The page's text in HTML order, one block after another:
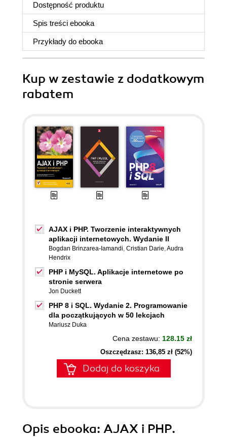
Dostępność produktu
Spis treści ebooka
Przykłady do ebooka
Kup w zestawie z dodatkowym
rabatem
AJAX i PHP. Tworzenie interaktywnych
aplikacji internetowych. Wydanie II
Bogdan Brinzarea-Iamandi, Cristian Darie,Audra
Hendrix
PHP i MySQL. Aplikacje internetowe po
stronie serwera
Jon Duckett
PHP 8 i SQL. Wydanie 2. Programowanie
dla początkujących w 50 lekcjach
Mariusz Duka
Cena zestawu: 128.15 zł
Oszczędzasz: 136,85 zł (52%)
Dodaj do koszyka
Opis ebooka: AJAX i PHP.